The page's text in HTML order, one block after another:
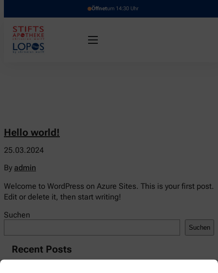
Öffnetum 14:30 Uhr
Hello world!
25.03.2024
By admin
Welcome to WordPress on Azure Sites. This is your first post.
Edit or delete it, then start writing!
Suchen
Suchen
Recent Posts